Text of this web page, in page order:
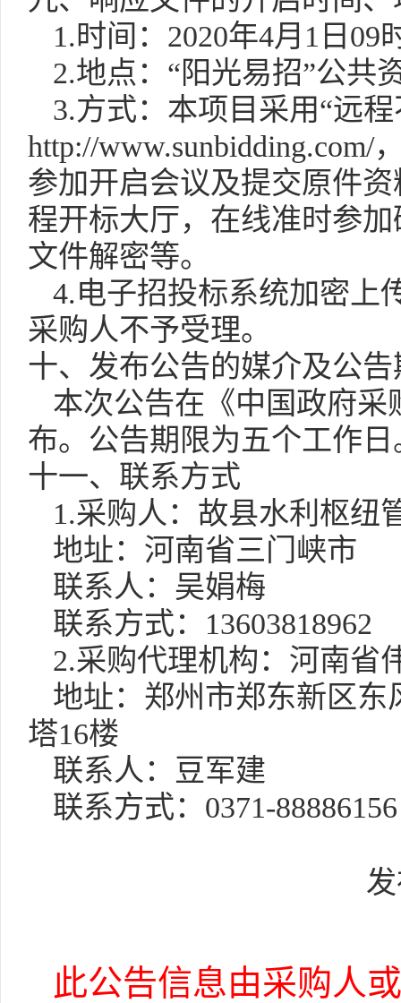
1.时间： 2020年4月 1 日 09
2.地点：“阳光易招”公共
3.方式：本项目采用“远
http://www.sunbidding.com/
参加开启会议及提交原件
程开标大厅，在线准时参
文件解密等。
4.电子招投标系统加密上
采购人不予受理。
十、发布公告的媒介及公告
本次公告在 《中国政府
布。公告期限为五个工作日
十一、联系方式
1.采购人：故县水利枢纽
地址：河南省三门峡市
联系人：吴娟梅
联系方式： 13603818962
2.采购代理机构： 河南省
地址：郑州市郑东新区
塔16楼
联系人：豆军建
联系方式： 0371-88886156
此公告信息由采购人